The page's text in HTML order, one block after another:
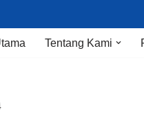
Tentang Kami